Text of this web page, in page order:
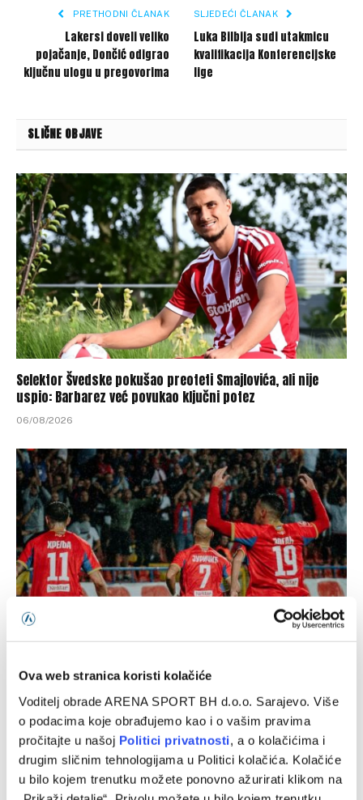
Ova web stranica koristi kolačiće
Voditelj obrade ARENA SPORT BH d.o.o. Sarajevo. Više
o podacima koje obrađujemo kao i o vašim pravima
pročitajte u našoj Politici privatnosti, a o kolačićima i
drugim sličnim tehnologijama u Politici kolačića. Kolačiće
u bilo kojem trenutku možete ponovno ažurirati klikom na
PRETHODNI ČLANAK
Lakersi doveli veliko
pojačanje, Dončić odigrao
ključnu ulogu u pregovorima
SLJEDEĆI ČLANAK
Luka Bilbija sudi utakmicu
kvalifikacija Konferencijske
lige
SLIČNE OBJAVE
Selektor Švedske pokušao preoteti Smajlovića, ali nije
uspio: Barbarez već povukao ključni potez
06/08/2026
06/08/2026